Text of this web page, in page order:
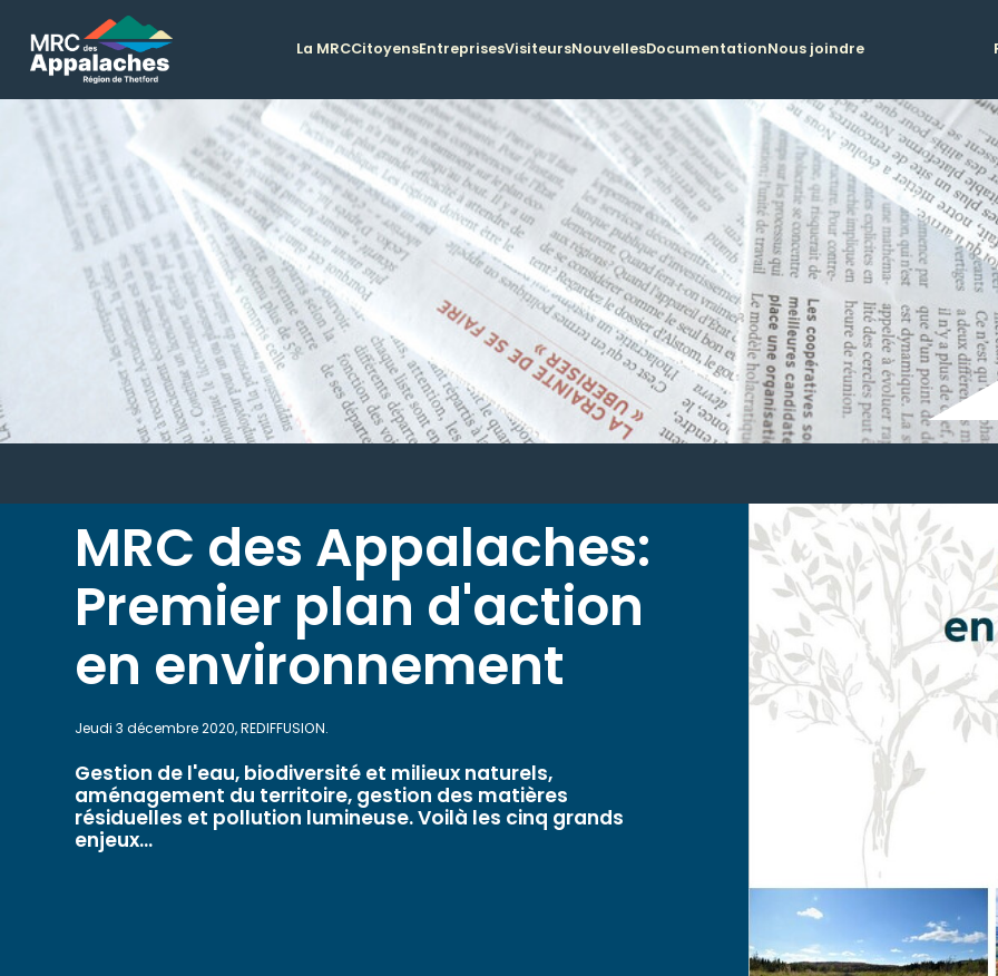
La MRCCitoyensEntreprisesVisiteursNouvellesDocumentationNous joindre
MRC des Appalaches:
Premier plan d'action
en environnement
Jeudi 3 décembre 2020, REDIFFUSION.
Gestion de l'eau, biodiversité et milieux naturels,
aménagement du territoire, gestion des matières
résiduelles et pollution lumineuse. Voilà les cinq grands
enjeux...